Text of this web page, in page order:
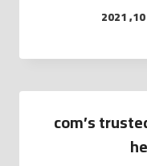
com’s